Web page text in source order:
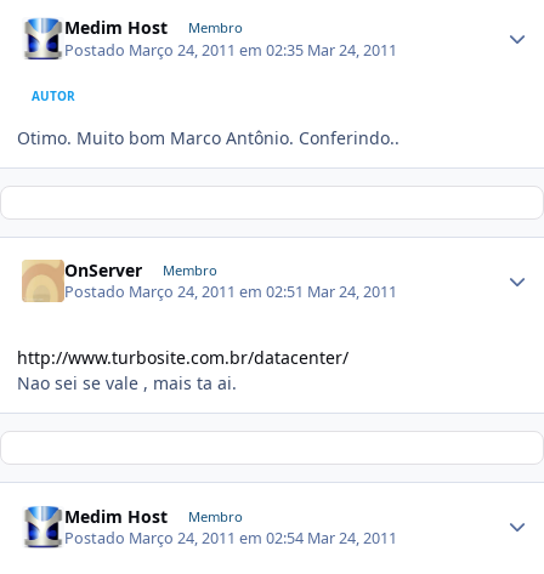
Medim Host Membro
Postado Março 24, 2011 em 02:35 Mar 24, 2011
AUTOR
Otimo. Muito bom Marco Antônio. Conferindo..
OnServer Membro
Postado Março 24, 2011 em 02:51 Mar 24, 2011
http://www.turbosite.com.br/datacenter/
Nao sei se vale , mais ta ai.
Medim Host Membro
Postado Março 24, 2011 em 02:54 Mar 24, 2011